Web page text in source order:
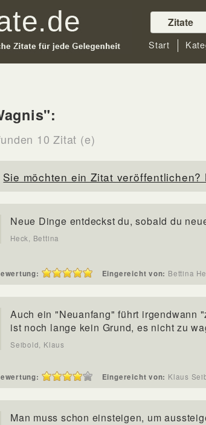
Zitate
Start
10 Zitat (e)
Sie möchten ein Zitat
Neue Dinge entdeckst du, sobald du
Heck, Bettina
Eingereicht von: Bettina
Auch ein "Neuanfang" führt irgendwann
ist noch lange kein Grund, es nicht zu
Seibold, Klaus
Eingereicht von: Klaus
Man muss schon einsteigen, um